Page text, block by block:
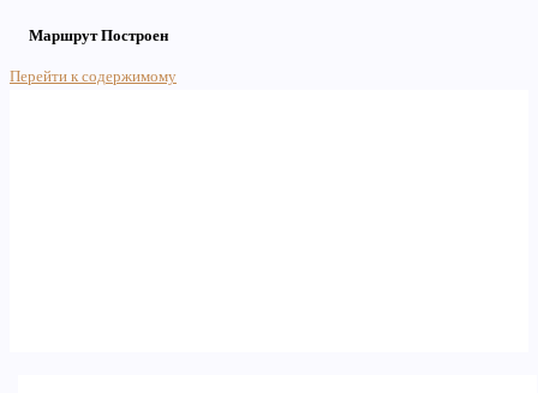
Маршрут Построен
Перейти к содержимому